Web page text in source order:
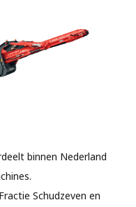
binnen Nederland
Schudzeven en